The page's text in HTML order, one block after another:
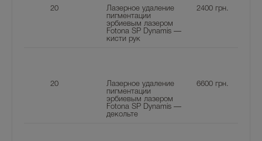
20
Лазерное удаление
пигментации
эрбиевым лазером
Fotona SP Dynamis —
кисти рук
2400 грн.
20
Лазерное удаление
пигментации
эрбиевым лазером
Fotona SP Dynamis —
декольте
6600 грн.